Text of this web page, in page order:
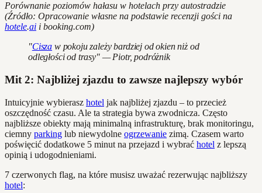
Porównanie poziomów hałasu w hotelach przy autostradzie
(Źródło: Opracowanie własne na podstawie recenzji gości na
hotele.ai i booking.com)
"Cisza w pokoju zależy bardziej od okien niż od
odległości od trasy" — Piotr, podróżnik
Mit 2: Najbliżej zjazdu to zawsze najlepszy wybór
Intuicyjnie wybierasz hotel jak najbliżej zjazdu – to przecież
oszczędność czasu. Ale ta strategia bywa zwodnicza. Często
najbliższe obiekty mają minimalną infrastrukturę, brak monitoringu,
ciemny parking lub niewydolne ogrzewanie zimą. Czasem warto
poświęcić dodatkowe 5 minut na przejazd i wybrać hotel z lepszą
opinią i udogodnieniami.
7 czerwonych flag, na które musisz uważać rezerwując najbliższy
hotel: